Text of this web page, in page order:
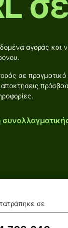
αγοράς και
σε
σε